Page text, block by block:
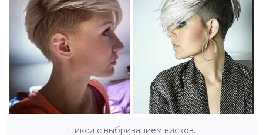
Пикси с выбриванием висков.